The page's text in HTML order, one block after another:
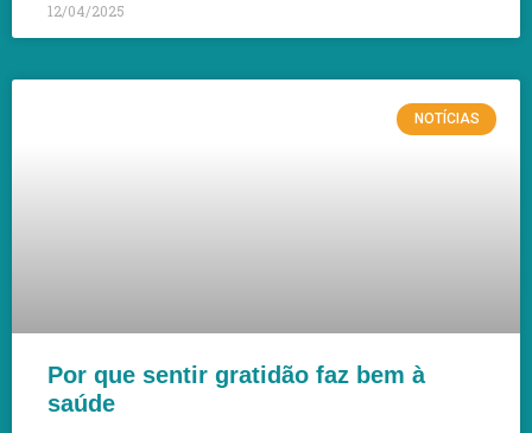
12/04/2025
NOTÍCIAS
Por que sentir gratidão faz bem à
saúde